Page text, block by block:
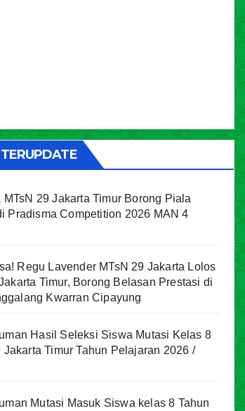
MTsN 29 Jakarta Timur Borong Piala
Pradisma Competition 2026 MAN 4
Regu Lavender MTsN 29 Jakarta Lolos
Timur, Borong Belasan Prestasi di
Kwarran Cipayung
Hasil Seleksi Siswa Mutasi Kelas 8
Jakarta Timur Tahun Pelajaran 2026 /
Mutasi Masuk Siswa kelas 8 Tahun